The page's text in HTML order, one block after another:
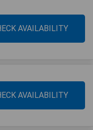
AVAILABILITY
AVAILABILITY